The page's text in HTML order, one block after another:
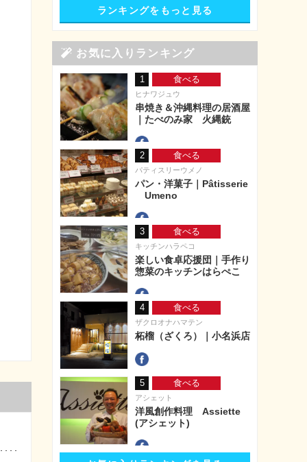
ランキングをもっと見る
お気に入りランキング
1 食べる
ヒナワジュウ
串焼き＆沖縄料理の居酒屋
｜たべのみ家 火縄銃
2 食べる
パティスリーウメノ
パン・洋菓子｜Pâtisserie
Umeno
3 食べる
キッチンハラペコ
楽しい食卓応援団｜手作り
惣菜のキッチンはらぺこ
4 食べる
ザクロオナハマテン
柘榴（ざくろ）｜小名浜店
5 食べる
アシェット
洋風創作料理 Assiette
(アシェット)